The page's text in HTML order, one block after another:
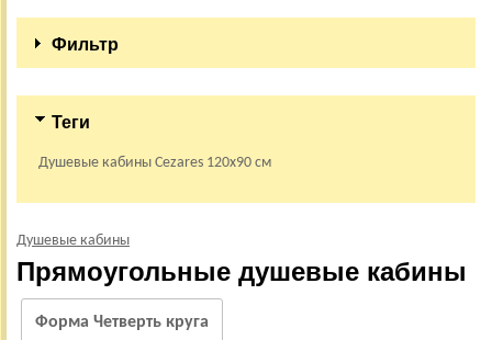
Фильтр
Теги
Душевые кабины Cezares 120х90 см
Душевые кабины
Прямоугольные душевые кабины
Форма Четверть круга